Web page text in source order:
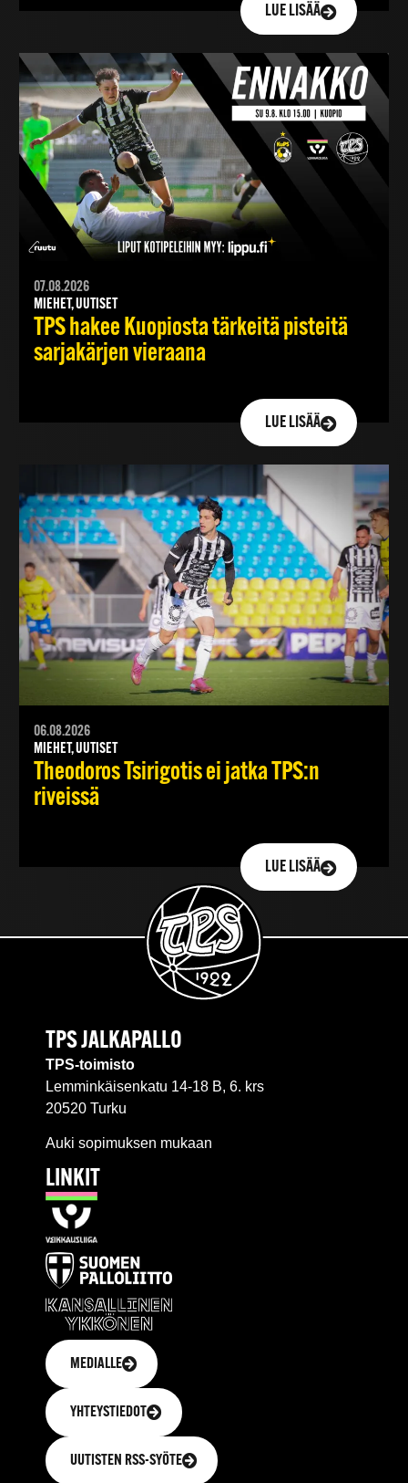
LUE LISÄÄ
07.08.2026
MIEHET, UUTISET
TPS hakee Kuopiosta tärkeitä pisteitä
sarjakärjen vieraana
LUE LISÄÄ
06.08.2026
MIEHET, UUTISET
Theodoros Tsirigotis ei jatka TPS:n
riveissä
LUE LISÄÄ
TPS JALKAPALLO
TPS-toimisto
Lemminkäisenkatu 14-18 B, 6. krs
20520 Turku
Auki sopimuksen mukaan
LINKIT
MEDIALLE
YHTEYSTIEDOT
UUTISTEN RSS-SYÖTE